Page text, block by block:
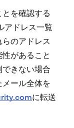
を確認する
アドレス一覧
のアドレス
があること
きない場合
ール全体を
に転送